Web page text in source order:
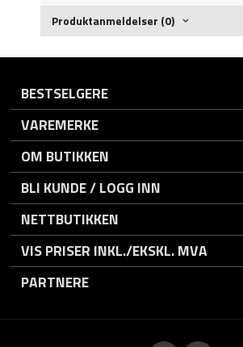
Produktanmeldelser (0)
BESTSELGERE
VAREMERKE
OM BUTIKKEN
BLI KUNDE / LOGG INN
NETTBUTIKKEN
VIS PRISER INKL./EKSKL. MVA
PARTNERE